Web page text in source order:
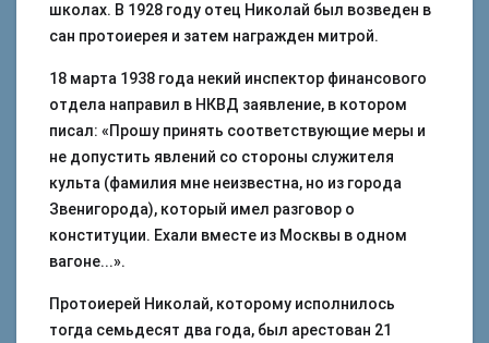
школах. В 1928 году отец Николай был возведен в
сан протоиерея и затем награжден митрой.
18 марта 1938 года некий инспектор финансового
отдела направил в НКВД заявление, в котором
писал: «Прошу принять соответствующие меры и
не допустить явлений со стороны служителя
культа (фамилия мне неизвестна, но из города
Звенигорода), который имел разговор о
конституции. Ехали вместе из Москвы в одном
вагоне...».
Протоиерей Николай, которому исполнилось
тогда семьдесят два года, был арестован 21